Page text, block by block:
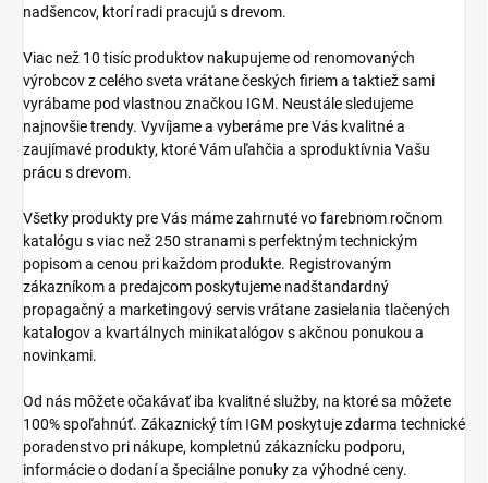
nadšencov, ktorí radi pracujú s drevom.
Viac než 10 tisíc produktov nakupujeme od renomovaných
výrobcov z celého sveta vrátane českých firiem a taktiež sami
vyrábame pod vlastnou značkou IGM. Neustále sledujeme
najnovšie trendy. Vyvíjame a vyberáme pre Vás kvalitné a
zaujímavé produkty, ktoré Vám uľahčia a sproduktívnia Vašu
prácu s drevom.
Všetky produkty pre Vás máme zahrnuté vo farebnom ročnom
katalógu s viac než 250 stranami s perfektným technickým
popisom a cenou pri každom produkte. Registrovaným
zákazníkom a predajcom poskytujeme nadštandardný
propagačný a marketingový servis vrátane zasielania tlačených
katalogov a kvartálnych minikatalógov s akčnou ponukou a
novinkami.
Od nás môžete očakávať iba kvalitné služby, na ktoré sa môžete
100% spoľahnúť. Zákaznický tím IGM poskytuje zdarma technické
poradenstvo pri nákupe, kompletnú zákaznícku podporu,
informácie o dodaní a špeciálne ponuky za výhodné ceny.